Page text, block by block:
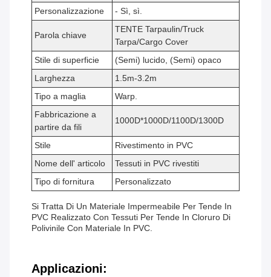
Personalizzazione - Sì, sì.
Parola chiave
TENTE Tarpaulin/Truck
Tarpa/Cargo Cover
Stile di superficie
(Semi) lucido, (Semi) opaco
Larghezza
1.5m-3.2m
Tipo a maglia
Warp.
Fabbricazione a
partire da fili
1000D*1000D/1100D/1300D
Stile
Rivestimento in PVC
Nome dell' articolo
Tessuti in PVC rivestiti
Tipo di fornitura
Personalizzato
Si Tratta Di Un Materiale Impermeabile Per Tende In
PVC Realizzato Con Tessuti Per Tende In Cloruro Di
Polivinile Con Materiale In PVC.
Applicazioni: